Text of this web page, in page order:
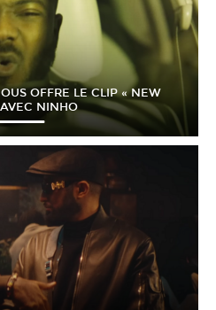
OFFRE LE CLIP « NEW
NINHO